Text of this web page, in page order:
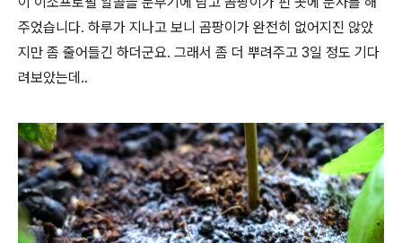
주었습니다. 하루가 지나고 보니 곰팡이가 완전히 없어지진 않았
지만 좀 줄어들긴 하더군요. 그래서 좀 더 뿌려주고 3일 정도 기다
려보았는데..